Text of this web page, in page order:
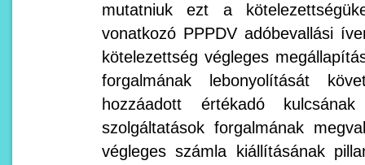
mutatniuk ezt a
vonatkozó PPPDV adóbevallási
kötelezettség végleges
forgalmának lebonyolítását
hozzáadott értékadó
szolgáltatások forgalmának
végleges számla kiállításának